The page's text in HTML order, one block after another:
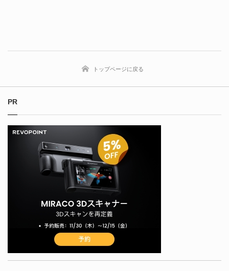
トップページに戻る
PR